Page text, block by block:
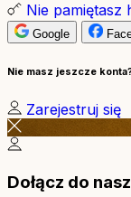
Nie pamiętasz
Google
Nie masz jeszcze
Zarejestruj się
Dołącz do